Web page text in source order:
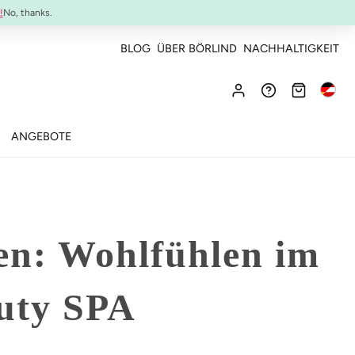
No, thanks.
BLOG ÜBER BÖRLIND NACHHALTIGKEIT
ANGEBOTE
Wohlfühlen im
SPA